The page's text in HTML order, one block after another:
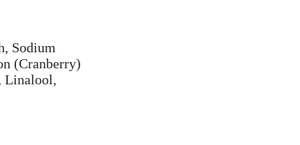
Sodium
(Cranberry)
Linalool,